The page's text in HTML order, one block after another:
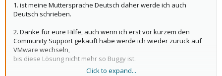
1. ist meine Muttersprache Deutsch daher werde ich auch
Deutsch schrieben.
2. Danke für eure Hilfe, auch wenn ich erst vor kurzem den
Community Support gekauft habe werde ich wieder zurück auf
VMware wechseln,
bis diese Lösung nicht mehr so Buggy ist.
Click to expand...